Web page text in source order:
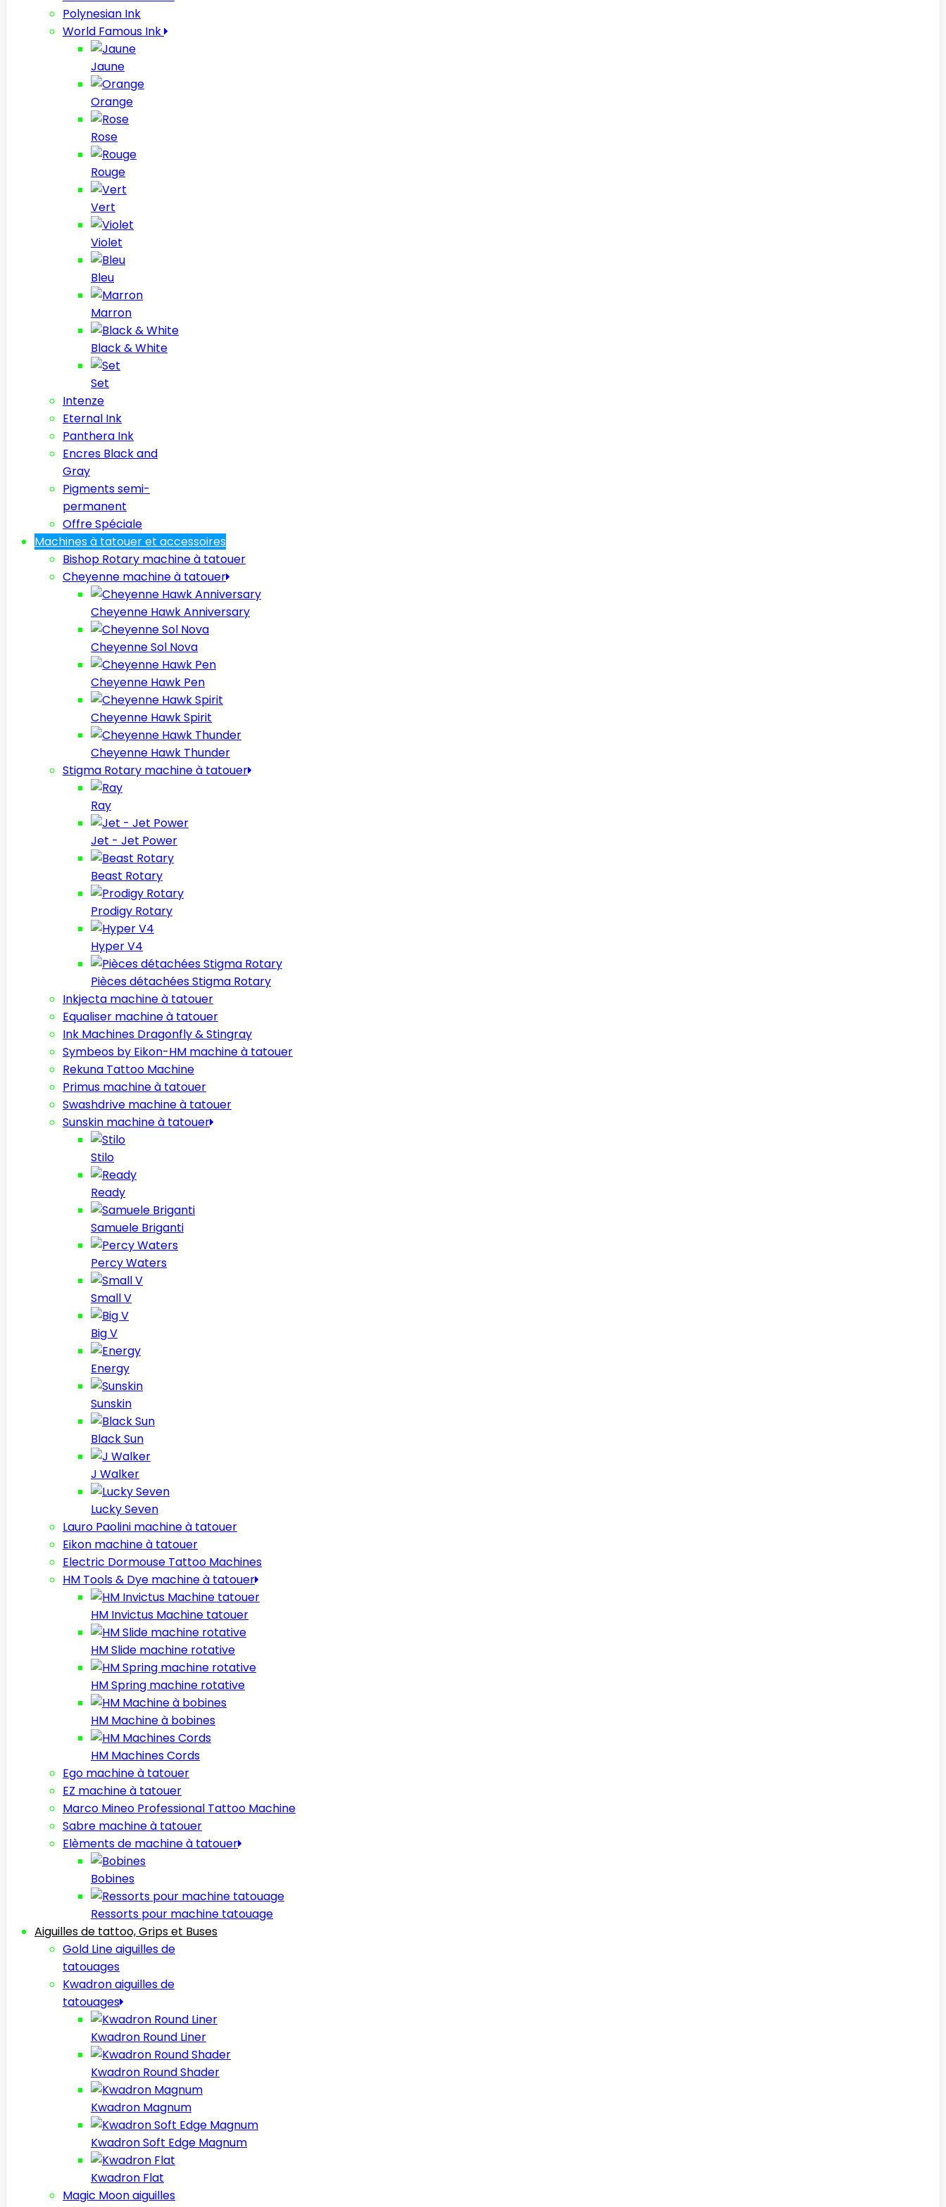
Polynesian Ink
World Famous Ink
Jaune
Orange
Rose
Rouge
Vert
Violet
Bleu
Marron
Black & White
Set
Intenze
Eternal Ink
Panthera Ink
Encres Black and
Gray
Pigments semi-
permanent
Offre Spéciale
Machines à tatouer et accessoires
Bishop Rotary machine à tatouer
Cheyenne machine à tatouer
Cheyenne Hawk Anniversary
Cheyenne Sol Nova
Cheyenne Hawk Pen
Cheyenne Hawk Spirit
Cheyenne Hawk Thunder
Stigma Rotary machine à tatouer
Ray
Jet - Jet Power
Beast Rotary
Prodigy Rotary
Hyper V4
Pièces détachées Stigma Rotary
Inkjecta machine à tatouer
Equaliser machine à tatouer
Ink Machines Dragonfly & Stingray
Symbeos by Eikon-HM machine à tatouer
Rekuna Tattoo Machine
Primus machine à tatouer
Swashdrive machine à tatouer
Sunskin machine à tatouer
Stilo
Ready
Samuele Briganti
Percy Waters
Small V
Big V
Energy
Sunskin
Black Sun
J Walker
Lucky Seven
Lauro Paolini machine à tatouer
Eikon machine à tatouer
Electric Dormouse Tattoo Machines
HM Tools & Dye machine à tatouer
HM Invictus Machine tatouer
HM Slide machine rotative
HM Spring machine rotative
HM Machine à bobines
HM Machines Cords
Ego machine à tatouer
EZ machine à tatouer
Marco Mineo Professional Tattoo Machine
Sabre machine à tatouer
Elèments de machine à tatouer
Bobines
Ressorts pour machine tatouage
Aiguilles de tattoo, Grips et Buses
Gold Line aiguilles de
tatouages
Kwadron aiguilles de
tatouages
Kwadron Round Liner
Kwadron Round Shader
Kwadron Magnum
Kwadron Soft Edge Magnum
Kwadron Flat
Magic Moon aiguilles